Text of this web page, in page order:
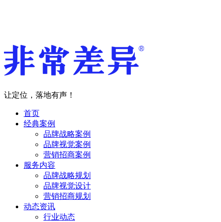
让定位，落地有声！
首页
经典案例
品牌战略案例
品牌视觉案例
营销招商案例
服务内容
品牌战略规划
品牌视觉设计
营销招商规划
动态资讯
行业动态